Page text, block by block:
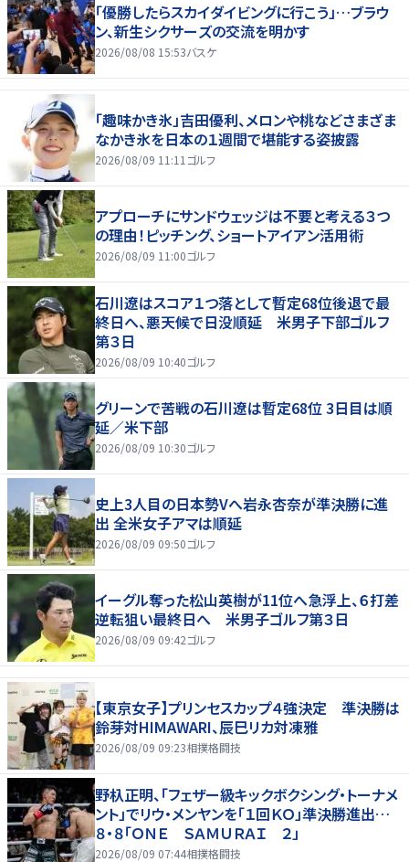
「優勝したらスカイダイビングに行こう」…ブラウ
ン、新生シクサーズの交流を明かす
2026/08/08 15:53バスケ
「趣味かき氷」吉田優利、メロンや桃などさまざま
なかき氷を日本の１週間で堪能する姿披露
2026/08/09 11:11 ゴルフ
アプローチにサンドウェッジは不要と考える３つ
の理由！ピッチング、ショートアイアン活用術
2026/08/09 11:00ゴルフ
石川遼はスコア１つ落として暫定68位後退で最
終日へ、悪天候で日没順延 米男子下部ゴルフ
第３日
2026/08/09 10:40ゴルフ
グリーンで苦戦の石川遼は暫定68位 3日目は順
延／米下部
2026/08/09 10:30ゴルフ
史上3人目の日本勢Vへ岩永杏奈が準決勝に進
出 全米女子アマは順延
2026/08/09 09:50ゴルフ
イーグル奪った松山英樹が11位へ急浮上、６打差
逆転狙い最終日へ 米男子ゴルフ第３日
2026/08/09 09:42ゴルフ
【東京女子】プリンセスカップ４強決定 準決勝は
鈴芽対HIMAWARI、辰巳リカ対凍雅
2026/08/09 09:23相撲格闘技
野杁正明、「フェザー級キックボクシング・トーナメ
ント」でリウ・メンヤンを「１回ＫＯ」準決勝進出…
８・８「ＯＮＥ ＳＡＭＵＲＡＩ ２」
2026/08/09 07:44相撲格闘技